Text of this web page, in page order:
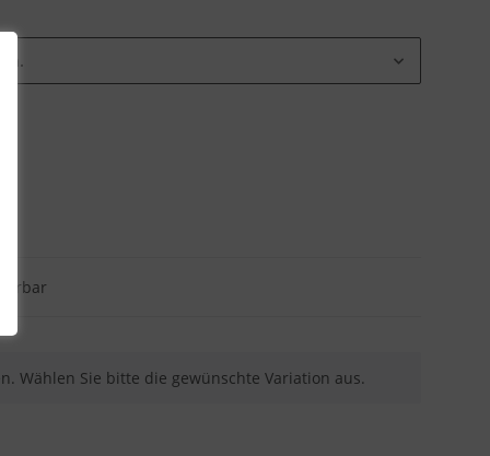
Wählen Sie bitte die gewünschte Variation aus.